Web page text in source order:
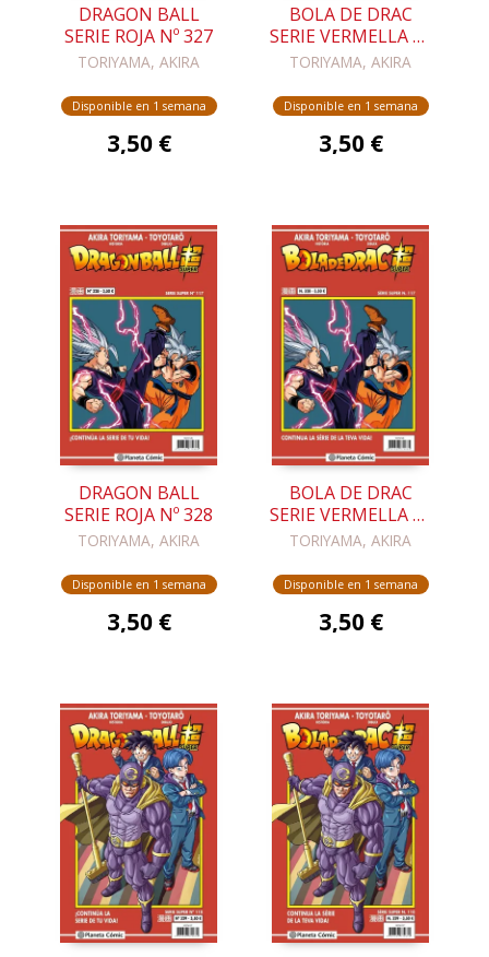
DRAGON BALL
SERIE ROJA Nº 327
TORIYAMA, AKIRA
Disponible en 1 semana
3,50 €
BOLA DE DRAC
SERIE VERMELLA Nº
327
TORIYAMA, AKIRA
Disponible en 1 semana
3,50 €
DRAGON BALL
SERIE ROJA Nº 328
TORIYAMA, AKIRA
Disponible en 1 semana
3,50 €
BOLA DE DRAC
SERIE VERMELLA Nº
328
TORIYAMA, AKIRA
Disponible en 1 semana
3,50 €